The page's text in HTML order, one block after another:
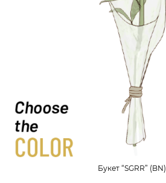
Букет “SGRR” (BN)